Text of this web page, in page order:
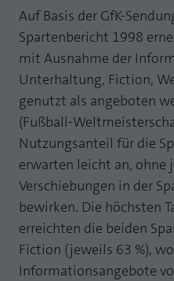
Auf Basis der GfK-
Spartenbericht 1998
mit Ausnahme der
Unterhaltung, Fiction,
genutzt als angeboten
(Fußball-
Nutzungsanteil für die
erwarten leicht an, ohne
Verschiebungen in der
bewirken. Die höchsten
erreichten die beiden
Fiction (jeweils 63 %),
Informationsangebote
mithilfe
Name
Anbieter
Laufzeit
Zweck PHPs
Laufzeit
Zweck
Cookie von
erweiterten
Name
Anbieter
Laufzeit
Zweck
Cookie von
erweiterten